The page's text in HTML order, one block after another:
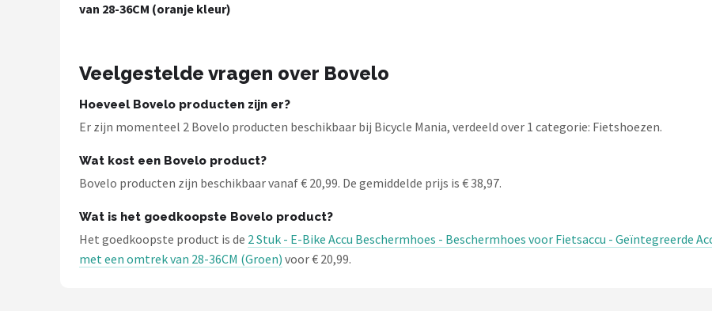
New Looxs
BBB Cycling
Voltano
Shimano
van 28-36CM (oranje kleur)
Veelgestelde vragen over Bovelo
Hoeveel Bovelo producten zijn er?
Er zijn momenteel 2 Bovelo producten beschikbaar bij Bicycle Mania, verdeeld over 1 categorie: Fietshoezen.
Wat kost een Bovelo product?
Bovelo producten zijn beschikbaar vanaf € 20,99. De gemiddelde prijs is € 38,97.
Wat is het goedkoopste Bovelo product?
Het goedkoopste product is de 2 Stuk - E-Bike Accu Beschermhoes - Beschermhoes voor Fietsaccu - Geïntegreerde
met een omtrek van 28-36CM (Groen) voor € 20,99.